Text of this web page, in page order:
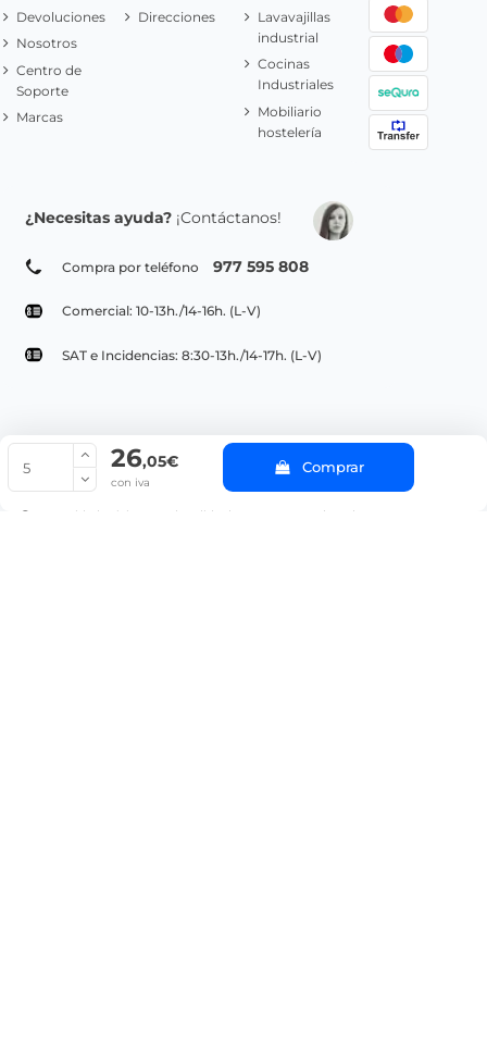
26,05€
con iva
Comprar
La cantidad mínima en el pedido de compra para el producto es 5.
Devoluciones
Nosotros
Centro de
Soporte
Marcas
Direcciones
Lavavajillas
industrial
Cocinas
Industriales
Mobiliario
hostelería
¿Necesitas ayuda? ¡Contáctanos!
Compra por teléfono 977 595 808
Comercial: 10-13h./14-16h. (L-V)
SAT e Incidencias: 8:30-13h./14-17h. (L-V)
© Copyright 2022 PepeBar.com |
Aviso legal y
Condiciones generales de compra |
Blog